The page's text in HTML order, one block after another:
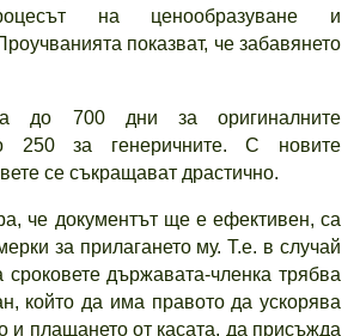
на ценообразуване и
показват, че забавянето
до 700 дни за оригиналните
250 за генеричните. С новите
се съкращават драстично.
че документът ще е ефективен, са
за прилагането му. Т.е. в случай
сроковете държавата-членка трябва
който да има правото да ускорява
и плащането от касата, да присъжда